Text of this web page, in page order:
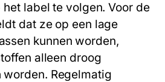
label te volgen. Voor de
dat ze op een lage
kunnen worden,
alleen droog
Regelmatig